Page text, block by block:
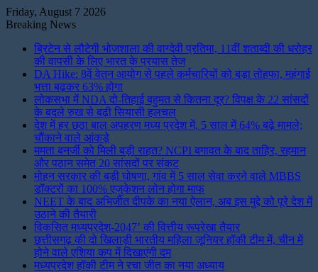
Friday, August 7 2026
Breaking News
ब्रिटेन से लौटेगी भोजशाला की वाग्देवी प्रतिमा, 11वीं शताब्दी की धरोहर
की वापसी के लिए भारत के प्रयास तेज
DA Hike: 8वें वेतन आयोग से पहले कर्मचारियों को बड़ा तोहफा, महंगाई
भत्ता बढ़कर 63% होगा
लोकसभा में NDA दो-तिहाई बहुमत से कितना दूर? विपक्ष के 22 सांसदों
के बदले रुख से बढ़ी सियासी हलचल
देश में हर छठा बाल अपहरण मध्य प्रदेश में, 5 साल में 64% बढ़े मामले;
चौंकाने वाले आंकड़े
ममता बनर्जी को मिली बड़ी राहत? NCPI बगावत के बाद ताहिर, रहमान
और पठान समेत 20 सांसदों पर संकट
मोहन सरकार की बड़ी घोषणा, गांव में 5 साल सेवा करने वाले MBBS
डॉक्टरों का 100% एजुकेशन लोन होगा माफ
NEET के बाद अभिजीत दीपके का नया ऐलान, अब इस मुद्दे को पूरे देश में
उठाने की तैयारी
विकसित मध्यप्रदेश-2047’ की वित्तीय रूपरेखा तैयार
छत्तीसगढ़ की दो खिलाड़ी भारतीय महिला जूनियर हॉकी टीम में, चीन में
होने वाले एशिया कप में दिखाएंगी दम
मध्यप्रदेश हॉकी टीम ने रचा जीत का नया अध्याय